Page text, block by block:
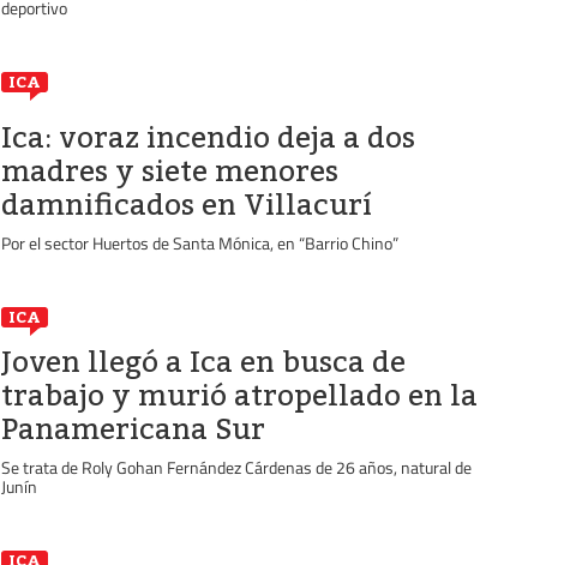
deportivo
ICA
Ica: voraz incendio deja a dos
madres y siete menores
damnificados en Villacurí
Por el sector Huertos de Santa Mónica, en “Barrio Chino”
ICA
Joven llegó a Ica en busca de
trabajo y murió atropellado en la
Panamericana Sur
Se trata de Roly Gohan Fernández Cárdenas de 26 años, natural de
Junín
ICA